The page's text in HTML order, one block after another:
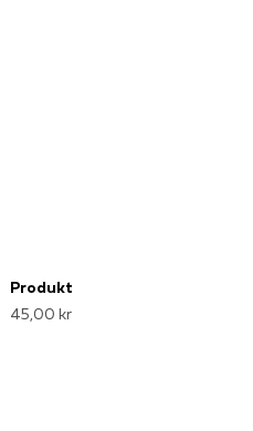
Produkt
45,00 kr